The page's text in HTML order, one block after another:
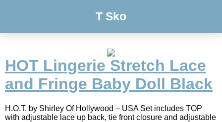
T Sko
HOT Lingerie Stretch Lace
and Fringe Baby Doll Black
H.O.T. by Shirley Of Hollywood – USA Set includes TOP
with adjustable lace up back, tie front closure and adjustable